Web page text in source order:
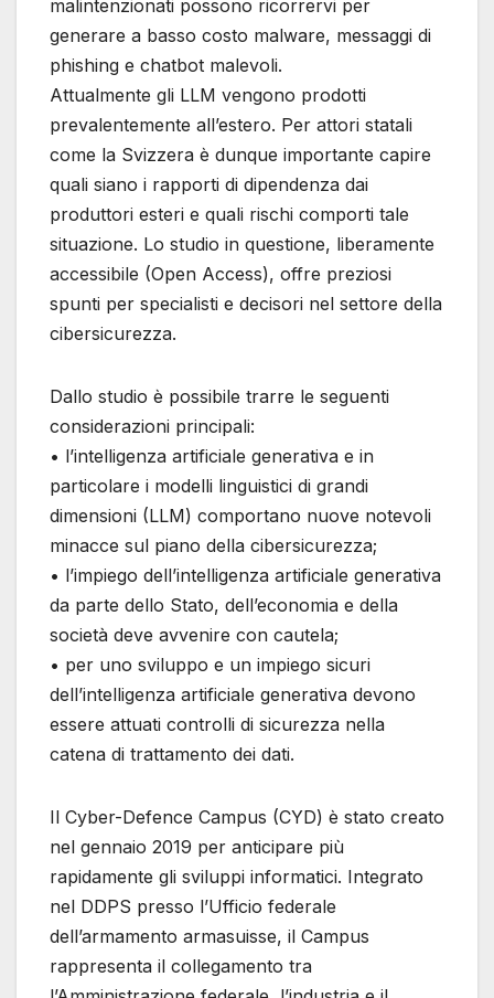
malintenzionati possono ricorrervi per
generare a basso costo malware, messaggi di
phishing e chatbot malevoli.
Attualmente gli LLM vengono prodotti
prevalentemente all’estero. Per attori statali
come la Svizzera è dunque importante capire
quali siano i rapporti di dipendenza dai
produttori esteri e quali rischi comporti tale
situazione. Lo studio in questione, liberamente
accessibile (Open Access), offre preziosi
spunti per specialisti e decisori nel settore della
cibersicurezza.
Dallo studio è possibile trarre le seguenti
considerazioni principali:
• l’intelligenza artificiale generativa e in
particolare i modelli linguistici di grandi
dimensioni (LLM) comportano nuove notevoli
minacce sul piano della cibersicurezza;
• l’impiego dell’intelligenza artificiale generativa
da parte dello Stato, dell’economia e della
società deve avvenire con cautela;
• per uno sviluppo e un impiego sicuri
dell’intelligenza artificiale generativa devono
essere attuati controlli di sicurezza nella
catena di trattamento dei dati.
Il Cyber-Defence Campus (CYD) è stato creato
nel gennaio 2019 per anticipare più
rapidamente gli sviluppi informatici. Integrato
nel DDPS presso l’Ufficio federale
dell’armamento armasuisse, il Campus
rappresenta il collegamento tra